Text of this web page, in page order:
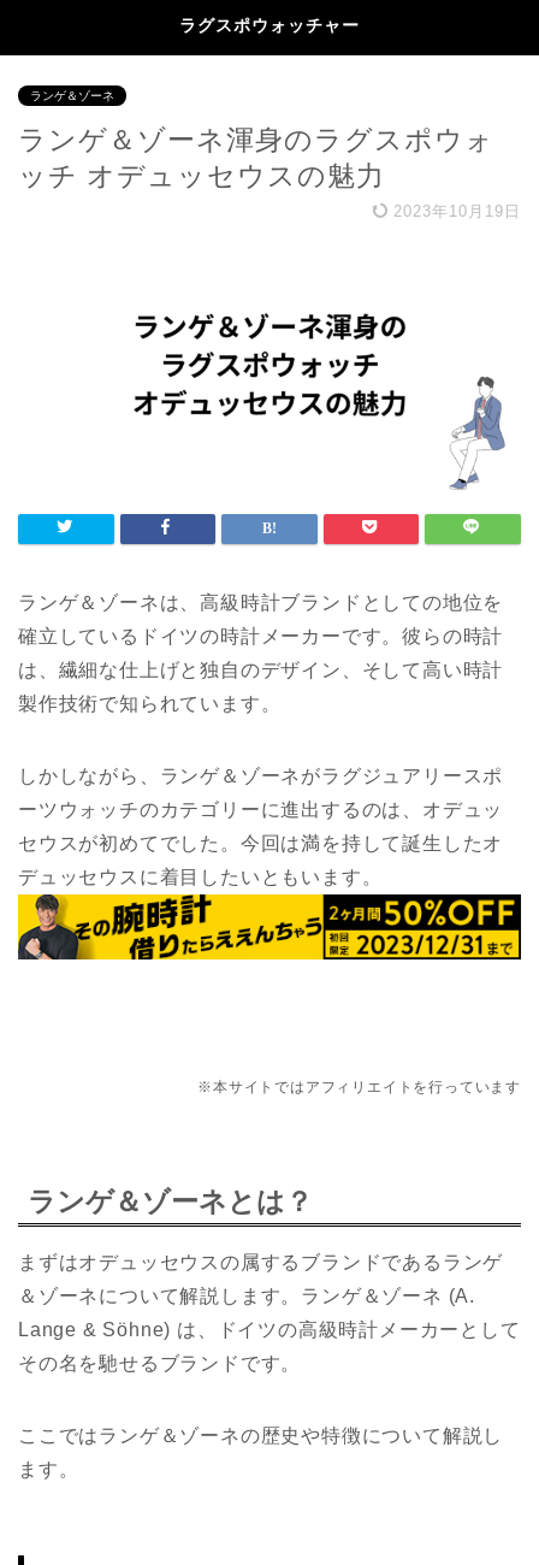
ラグスポウォッチャー
ランゲ＆ゾーネ
ランゲ＆ゾーネ渾身のラグスポウォ
ッチ オデュッセウスの魅力
2023年10月19日
ランゲ＆ゾーネは、高級時計ブランドとしての地位を
確立しているドイツの時計メーカーです。彼らの時計
は、繊細な仕上げと独自のデザイン、そして高い時計
製作技術で知られています。
しかしながら、ランゲ＆ゾーネがラグジュアリースポ
ーツウォッチのカテゴリーに進出するのは、オデュッ
セウスが初めてでした。今回は満を持して誕生したオ
デュッセウスに着目したいともいます。
※本サイトではアフィリエイトを行っています
ランゲ＆ゾーネとは？
まずはオデュッセウスの属するブランドであるランゲ
＆ゾーネについて解説します。ランゲ＆ゾーネ (A.
Lange & Söhne) は、ドイツの高級時計メーカーとして
その名を馳せるブランドです。
ここではランゲ＆ゾーネの歴史や特徴について解説し
ます。